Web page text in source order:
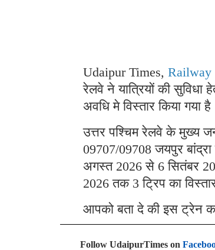
Udaipur Times, Railway
रेलवे ने यात्रियों की सुविधा
अवधि मे विस्तार किया गया है
उत्तर पश्चिम रेलवे के मुख्य
09707/09708 जयपुर
अगस्त 2026 से 6 सितंबर
2026 तक 3 ट्रिप का
आपको बता दे की इस ट्रेन
Follow UdaipurTimes on